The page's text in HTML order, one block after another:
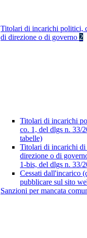
Titolari di incarichi politici,
di direzione o di governo 2
Titolari di incarichi
co. 1, del dlgs n. 33/
tabelle)
Titolari di incarichi di
direzione o di
1-bis, del dlgs n. 33/
Cessati dall'incarico
pubblicare sul sito
Sanzioni per mancata